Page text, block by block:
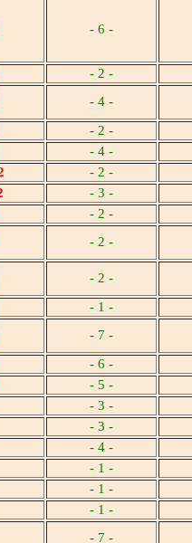
- 6 -
- 2 -
- 4 -
- 2 -
- 4 -
- 2 -
- 3 -
- 2 -
- 2 -
- 2 -
- 1 -
- 7 -
- 6 -
- 5 -
- 3 -
- 3 -
- 4 -
- 1 -
- 1 -
- 1 -
- 7 -